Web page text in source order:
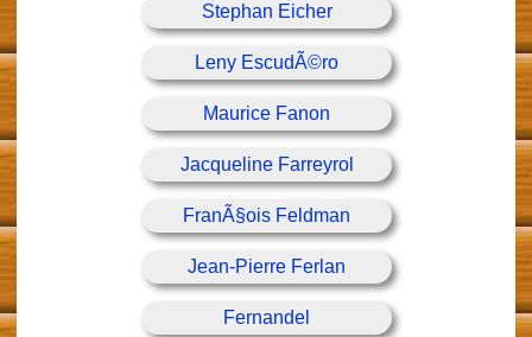
Stephan Eicher
Leny EscudÃ©ro
Maurice Fanon
Jacqueline Farreyrol
FranÃ§ois Feldman
Jean-Pierre Ferlan
Fernandel